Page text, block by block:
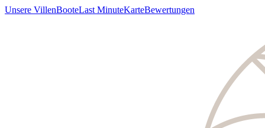
Unsere VillenBooteLast MinuteKarteBewertungen